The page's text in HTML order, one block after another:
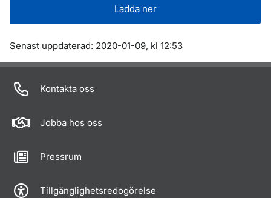
Ladda ner
Om sidan
Senast uppdaterad: 2020-01-09, kl 12:53
Kontakta oss
Jobba hos oss
Pressrum
Tillgänglighetsredogörelse